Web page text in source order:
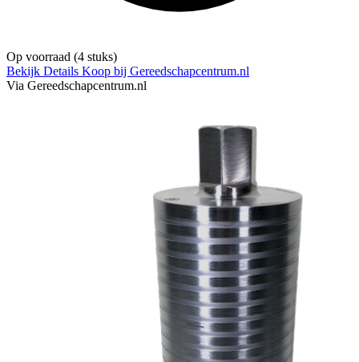
Op voorraad (4 stuks)
Bekijk Details Koop bij Gereedschapcentrum.nl
Via Gereedschapcentrum.nl